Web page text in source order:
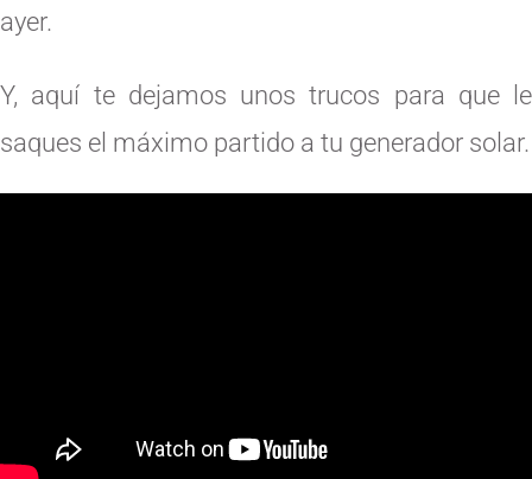
ayer.
Y, aquí te dejamos unos trucos para que le
saques el máximo partido a tu generador solar.